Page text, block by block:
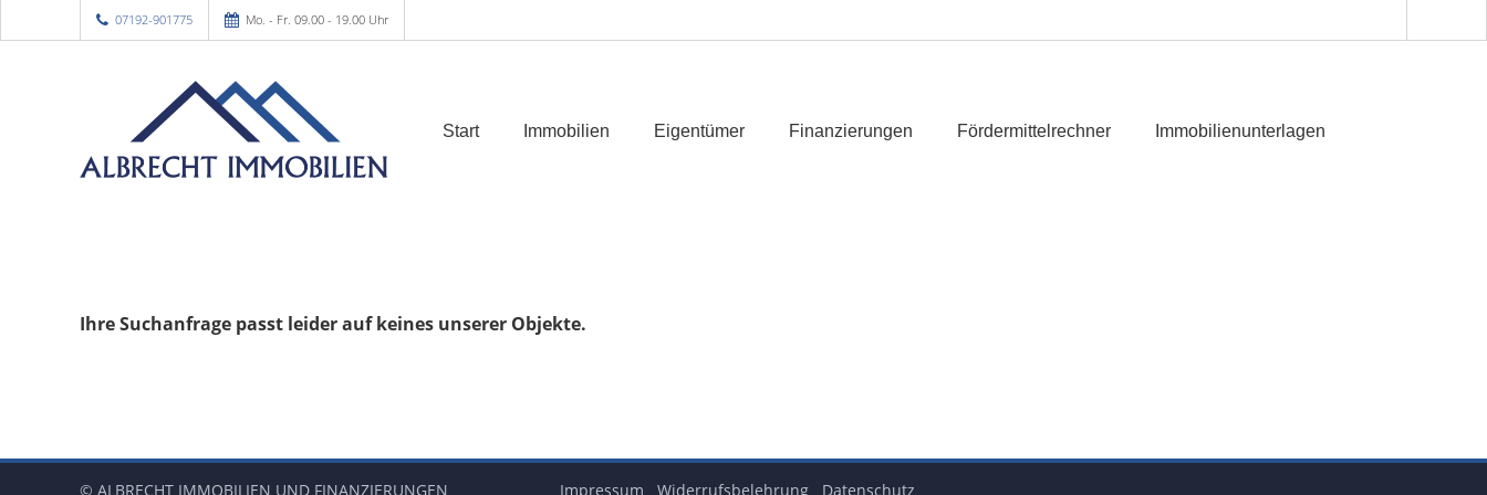
07192-901775 Mo. - Fr. 09.00 - 19.00 Uhr
Start Immobilien Eigentümer Finanzierungen Fördermittelrechner Immobilienunterlagen
Ihre Suchanfrage passt leider auf keines unserer Objekte.
© ALBRECHT IMMOBILIEN UND FINANZIERUNGEN
Impressum Widerrufsbelehrung
Datenschutz